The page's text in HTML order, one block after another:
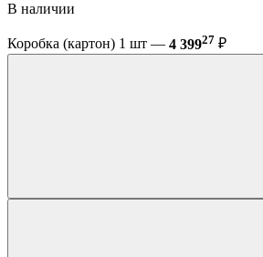
В наличии
Коробка (картон) 1 шт — 4 39927 ₽